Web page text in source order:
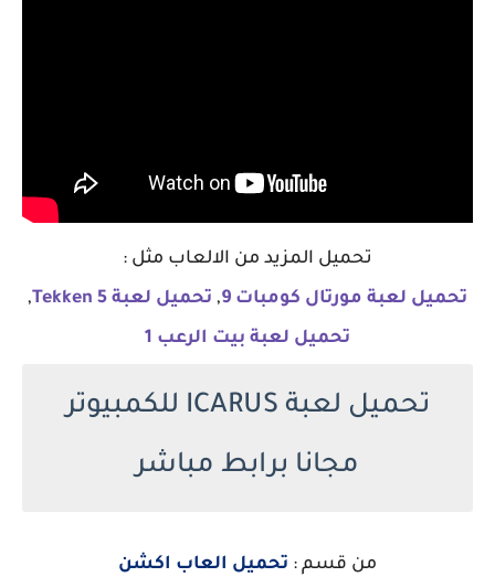
تحميل المزيد من الالعاب مثل :
تحميل لعبة مورتال كومبات 9
, تحميل لعبة Tekken 5
,
تحميل لعبة بيت الرعب 1
تحميل لعبة ICARUS للكمبيوتر
مجانا برابط مباشر
من قسم : تحميل العاب اكشن